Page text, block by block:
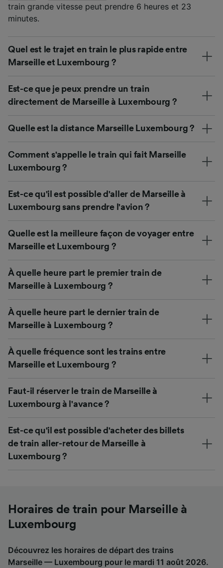
train grande vitesse peut prendre 6 heures et 23
minutes.
Quel est le trajet en train le plus rapide entre
Marseille et Luxembourg ?
Est-ce que je peux prendre un train
directement de Marseille à Luxembourg ?
Quelle est la distance Marseille Luxembourg ?
Comment s'appelle le train qui fait Marseille
Luxembourg ?
Est-ce qu'il est possible d'aller de Marseille à
Luxembourg sans prendre l'avion ?
Quelle est la meilleure façon de voyager entre
Marseille et Luxembourg ?
À quelle heure part le premier train de
Marseille à Luxembourg ?
À quelle heure part le dernier train de
Marseille à Luxembourg ?
À quelle fréquence sont les trains entre
Marseille et Luxembourg ?
Faut-il réserver le train de Marseille à
Luxembourg à l'avance ?
Est-ce qu'il est possible d'acheter des billets
de train aller-retour de Marseille à
Luxembourg ?
Horaires de train pour Marseille à
Luxembourg
Découvrez les horaires de départ des trains
Marseille — Luxembourg pour le mardi 11 août 2026.